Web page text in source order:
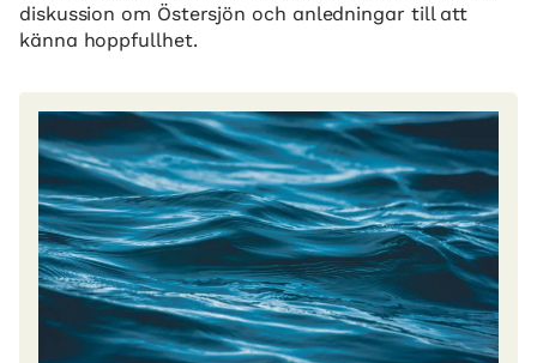
diskussion om Östersjön och anledningar till att
känna hoppfullhet.